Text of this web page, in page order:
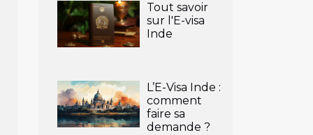
Tout savoir
sur l'E-visa
Inde
L’E-Visa Inde :
comment
faire sa
demande ?